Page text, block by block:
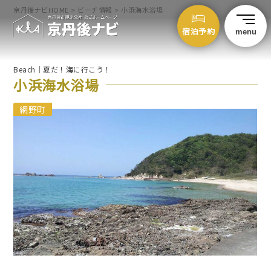
宿泊予約 menu
京丹後ナビHOME > ビーチ情報 > 小浜海水浴場
Beach｜夏だ！海に行こう！
小浜海水浴場
網野町